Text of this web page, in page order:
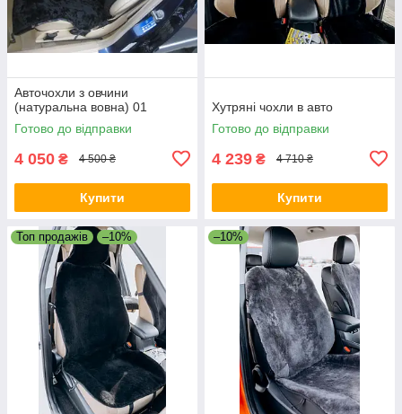
Авточохли з овчини
(натуральна вовна) 01
Готово до відправки
4 050 ₴ 4 500 ₴
Купити
Хутряні чохли в авто
Готово до відправки
4 239 ₴ 4 710 ₴
Купити
Топ продажів –10% –10%